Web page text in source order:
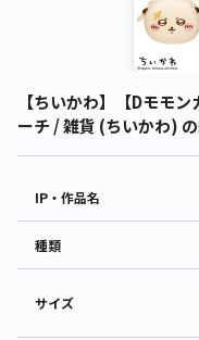
【ちいかわ】【Dモモ
ーチ / 雑貨 (ちいかわ)
IP・作品名
種類
サイズ